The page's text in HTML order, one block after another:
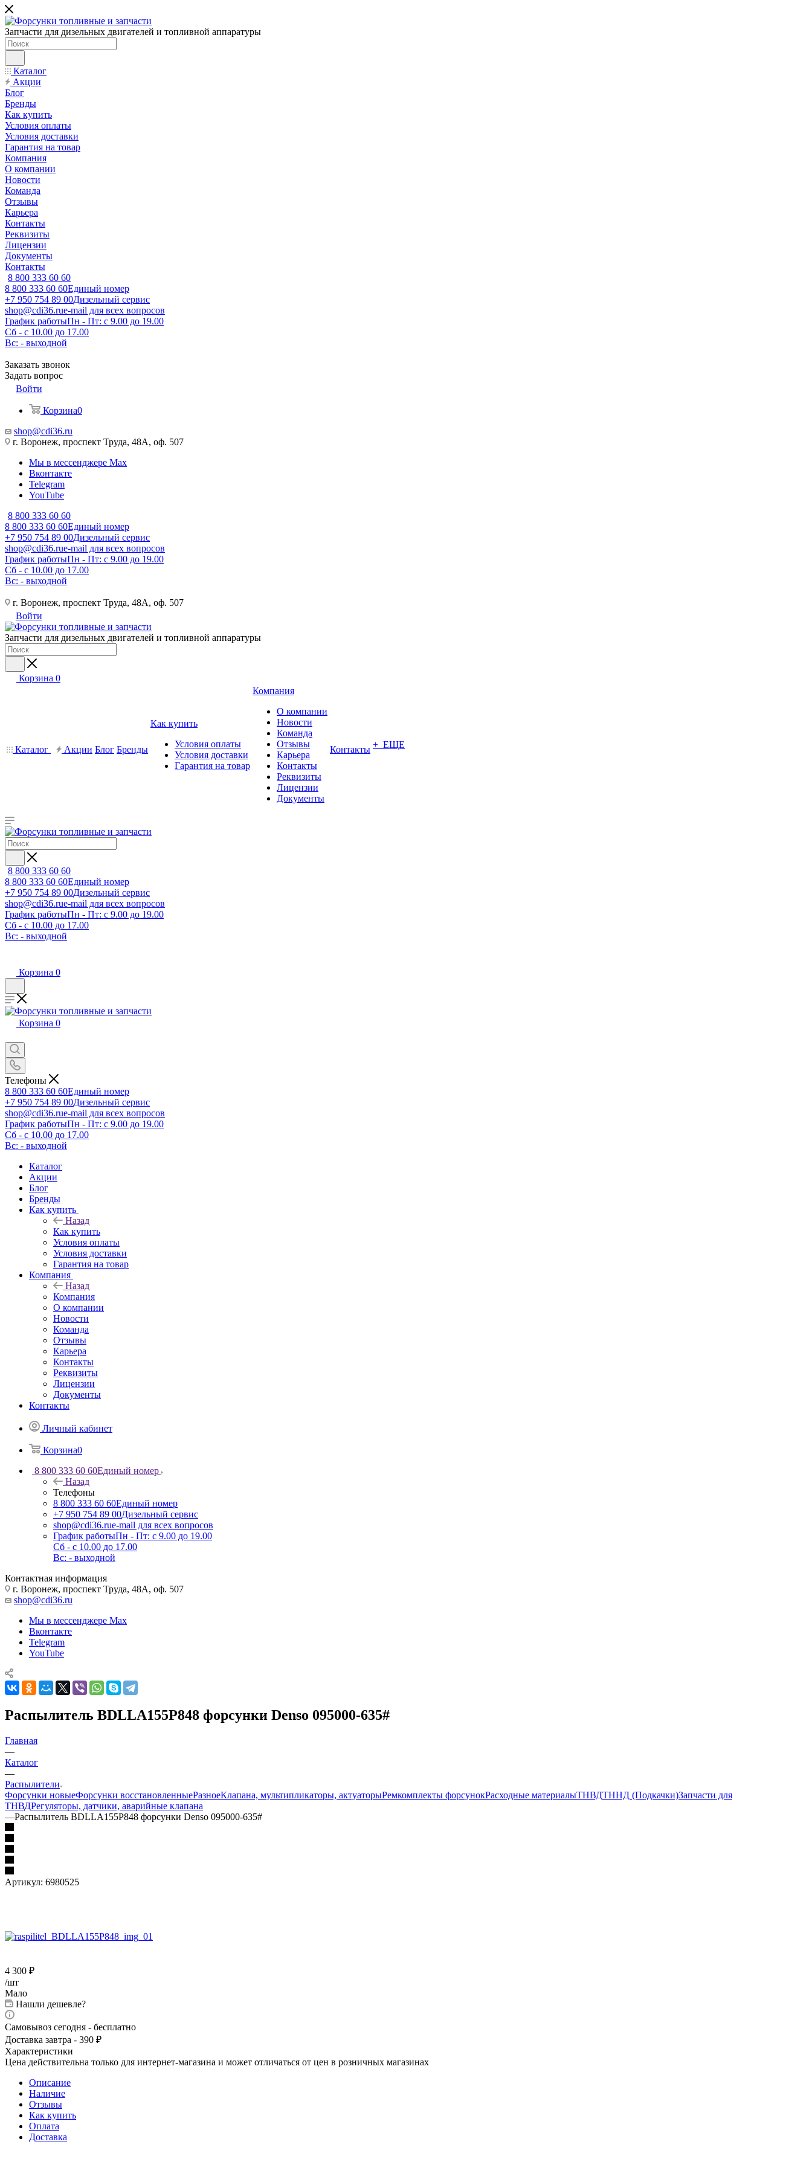
Запчасти для дизельных двигателей и топливной аппаратуры
Каталог
Акции
Блог
Бренды
Как купить
Условия оплаты
Условия доставки
Гарантия на товар
Компания
О компании
Новости
Команда
Отзывы
Карьера
Контакты
Реквизиты
Лицензии
Документы
Контакты
8 800 333 60 60
8 800 333 60 60Единый номер
+7 950 754 89 00Дизельный сервис
shop@cdi36.rue-mail для всех вопросов
График работыПн - Пт: с 9.00 до 19.00
Сб - с 10.00 до 17.00
Вс: - выходной
Заказать звонок
Задать вопрос
Войти
Корзина0
shop@cdi36.ru
г. Воронеж, проспект Труда, 48А, оф. 507
Мы в мессенджере Max
Вконтакте
Telegram
YouTube
8 800 333 60 60
8 800 333 60 60Единый номер
+7 950 754 89 00Дизельный сервис
shop@cdi36.rue-mail для всех вопросов
График работыПн - Пт: с 9.00 до 19.00
Сб - с 10.00 до 17.00
Вс: - выходной
г. Воронеж, проспект Труда, 48А, оф. 507
Войти
Запчасти для дизельных двигателей и топливной аппаратуры
Корзина 0
Каталог Акции Блог Бренды
Как купить
Условия оплаты
Условия доставки
Гарантия на товар
Компания
О компании
Новости
Команда
Отзывы
Карьера
Контакты
Реквизиты
Лицензии
Документы
Контакты + ЕЩЕ
8 800 333 60 60
8 800 333 60 60Единый номер
+7 950 754 89 00Дизельный сервис
shop@cdi36.rue-mail для всех вопросов
График работыПн - Пт: с 9.00 до 19.00
Сб - с 10.00 до 17.00
Вс: - выходной
Корзина 0
Корзина 0
Телефоны
8 800 333 60 60Единый номер
+7 950 754 89 00Дизельный сервис
shop@cdi36.rue-mail для всех вопросов
График работыПн - Пт: с 9.00 до 19.00
Сб - с 10.00 до 17.00
Вс: - выходной
Каталог
Акции
Блог
Бренды
Как купить
Назад
Как купить
Условия оплаты
Условия доставки
Гарантия на товар
Компания
Назад
Компания
О компании
Новости
Команда
Отзывы
Карьера
Контакты
Реквизиты
Лицензии
Документы
Контакты
Личный кабинет
Корзина0
8 800 333 60 60Единый номер
Назад
Телефоны
8 800 333 60 60Единый номер
+7 950 754 89 00Дизельный сервис
shop@cdi36.rue-mail для всех вопросов
График работыПн - Пт: с 9.00 до 19.00
Сб - с 10.00 до 17.00
Вс: - выходной
Контактная информация
г. Воронеж, проспект Труда, 48А, оф. 507
shop@cdi36.ru
Мы в мессенджере Max
Вконтакте
Telegram
YouTube
Распылитель BDLLA155P848 форсунки Denso 095000-635#
Главная
—
Каталог
—
Распылители
Форсунки новыеФорсунки восстановленныеРазноеКлапана, мультипликаторы, актуаторыРемкомплекты форсунокРасходные материалыТНВДТННД (Подкачки)Запчасти для
ТНВДРегуляторы, датчики, аварийные клапана
—Распылитель BDLLA155P848 форсунки Denso 095000-635#
Артикул: 6980525
4 300 ₽
/шт
Мало
Нашли дешевле?
Самовывоз сегодня - бесплатно
Доставка завтра - 390 ₽
Характеристики
Цена действительна только для интернет-магазина и может отличаться от цен в розничных магазинах
Описание
Наличие
Отзывы
Как купить
Оплата
Доставка